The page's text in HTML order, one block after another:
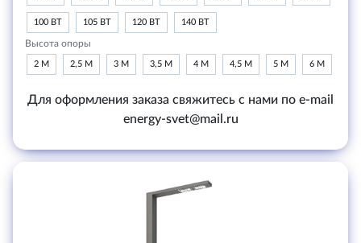
100 ВТ 105 ВТ 120 ВТ 140 ВТ
Высота опоры
2 М 2,5 М 3 М 3,5 М 4 М 4,5 М 5 М 6 М
Для оформления заказа свяжитесь с нами по e-mail
energy-svet@mail.ru